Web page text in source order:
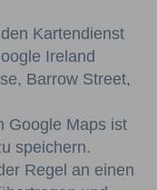
Kartendienst
Ireland
Barrow Street,
Google Maps ist
speichern.
Regel an einen